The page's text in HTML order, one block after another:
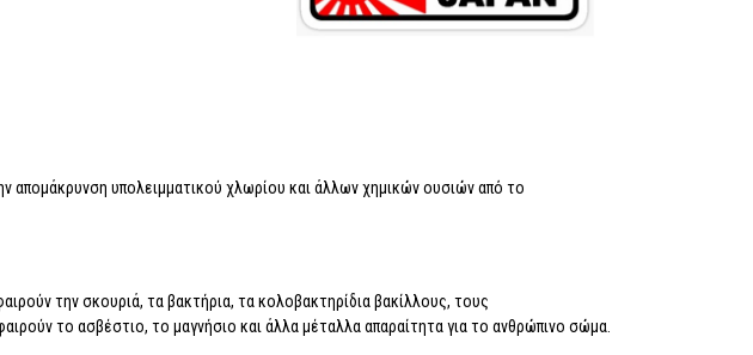
απομάκρυνση υπολειμματικού χλωρίου και άλλων χημικών ουσιών από το
την σκουριά, τα βακτήρια, τα κολοβακτηρίδια βακίλλους, τους
το ασβέστιο, το μαγνήσιο και άλλα μέταλλα απαραίτητα για το ανθρώπινο σώμα.